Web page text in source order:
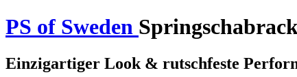
PS of Sweden
Einzigartiger Look & rutschfeste